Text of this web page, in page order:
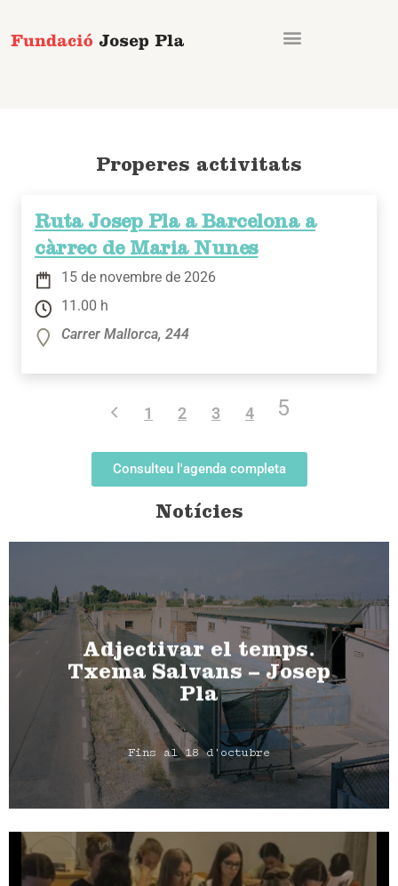
al
Properes activitats
Ruta Josep Pla a Barcelona a
càrrec de Maria Nunes
15 de novembre de 2026
11.00 h
Carrer Mallorca, 244
1 2 3 4 5
Consulteu l'agenda completa
Notícies
Adjectivar el temps.
Txema Salvans – Josep
Pla
Fins al 18 d'octubre